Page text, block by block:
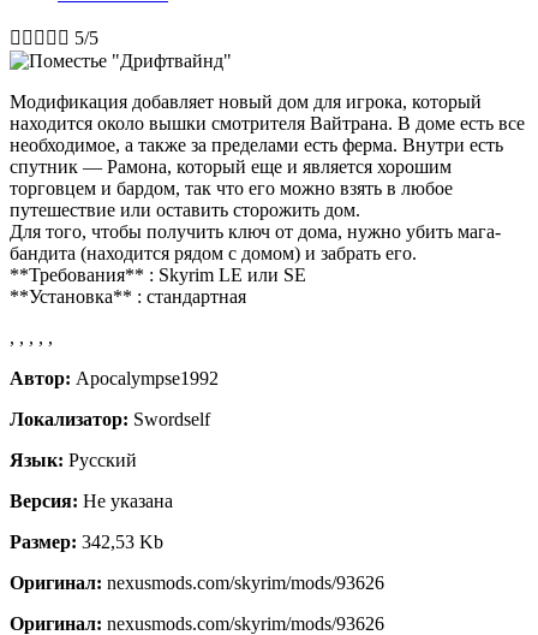
     5/5
Модификация добавляет новый дом для игрока, который
находится около вышки смотрителя Вайтрана. В доме есть все
необходимое, а также за пределами есть ферма. Внутри есть
спутник — Рамона, который еще и является хорошим
торговцем и бардом, так что его можно взять в любое
путешествие или оставить сторожить дом.
Для того, чтобы получить ключ от дома, нужно убить мага-
бандита (находится рядом с домом) и забрать его.
**Требования** : Skyrim LE или SE
**Установка** : стандартная
, , , , ,
Автор: Apocalympse1992
Локализатор: Swordself
Язык: Русский
Версия: Не указана
Размер: 342,53 Kb
Оригинал: nexusmods.com/skyrim/mods/93626
Оригинал: nexusmods.com/skyrim/mods/93626